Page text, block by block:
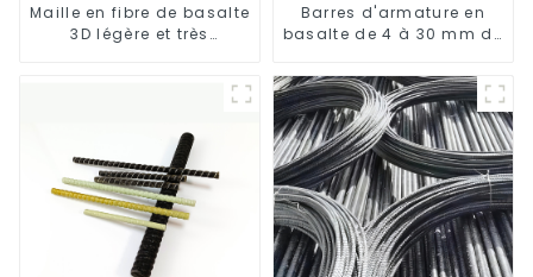
Maille en fibre de basalte
3D légère et très
Barres d'armature en
basalte de 4 à 30 mm de